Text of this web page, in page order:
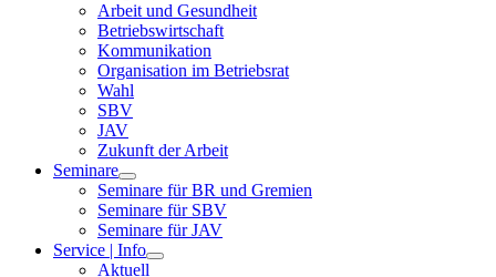
Arbeit und Gesundheit
Betriebswirtschaft
Kommuni­kation
Organisation im Betriebsrat
Wahl
SBV
JAV
Zukunft der Arbeit
Seminare
Seminare für BR und Gremien
Seminare für SBV
Seminare für JAV
Service | Info
Aktuell